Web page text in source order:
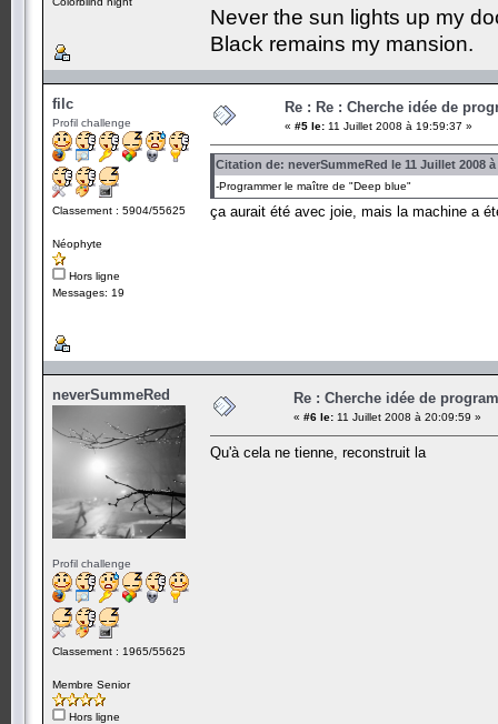
Never the sun lights up my
Black remains my mansion.
filc
Profil challenge
Classement : 5904/55625
Néophyte
Hors ligne
Messages: 19
Re : Re : Cherche idée de
« #5 le: 11 Juillet 2008 à 19:59:37 »
Citation de: neverSummeRed le 11 Juillet 2008 à
-Programmer le maître de "Deep blue"
ça aurait été avec joie, mais la machine a
neverSummeRed
Profil challenge
Classement : 1965/55625
Membre Senior
Hors ligne
Re : Cherche idée de
« #6 le: 11 Juillet 2008 à 20:09:59 »
Qu'à cela ne tienne, reconstruit la